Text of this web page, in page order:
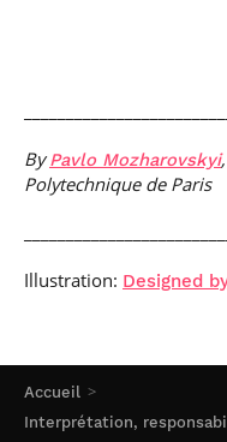
Accueil
Interprétation,
ByPavlo Mozharovskyi
Polytechnique de Paris
Illustration: Designed